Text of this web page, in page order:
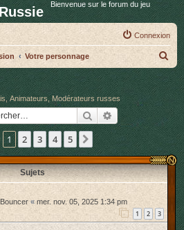
Bienvenue sur le forum du jeu
Connexion
Votre personnage
e
c
c
, Animateurs ,Modérateurs russes
RechercherRecherche
1 2 3 4 5 Suivant
Sujets
Bouncer« mer. nov. 05, 2025 1:34 pm
1 2 3